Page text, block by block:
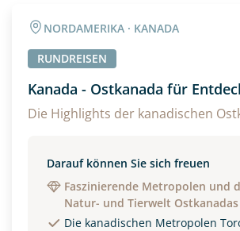
NORDAMERIKA · KANADA
RUNDREISEN
Kanada - Ostkanada für
Die Highlights der kanadischen
Darauf können Sie sich freuen
Faszinierende Metropolen und
Natur- und Tierwelt Ostkanadas
Die kanadischen Metropolen
Alter
Unterkunft
EZ Familienzimmer